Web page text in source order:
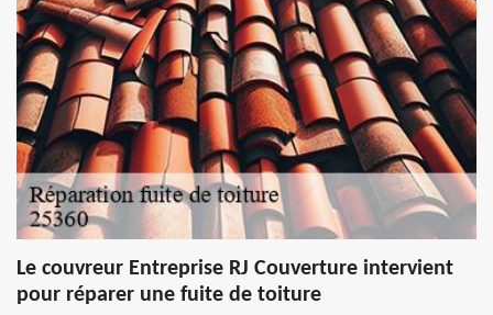
Le couvreur Entreprise RJ Couverture intervient
pour réparer une fuite de toiture